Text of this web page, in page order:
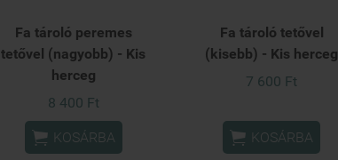
Fa tároló peremes
tetővel (nagyobb) - Kis
herceg
8 400 Ft
 KOSÁRBA
Fa tároló tetővel
(kisebb) - Kis herceg
7 600 Ft
 KOSÁRBA